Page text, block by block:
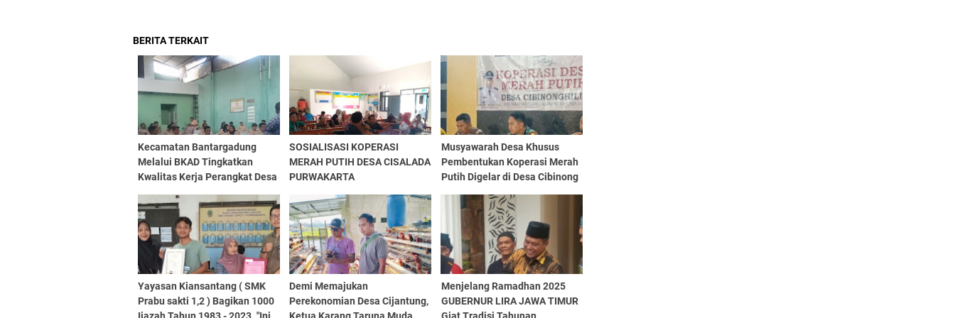
BERITA TERKAIT
Kecamatan Bantargadung
Melalui BKAD Tingkatkan
Kwalitas Kerja Perangkat Desa
Penyelenggaraan Dan
Administrasi Aset Desa
SOSIALISASI KOPERASI
MERAH PUTIH DESA CISALADA
PURWAKARTA
Musyawarah Desa Khusus
Pembentukan Koperasi Merah
Putih Digelar di Desa Cibinong
Kabupaten Cianjur
Yayasan Kiansantang ( SMK
Prabu sakti 1,2 ) Bagikan 1000
Demi Memajukan
Perekonomian Desa Cijantung,
Menjelang Ramadhan 2025
GUBERNUR LIRA JAWA TIMUR